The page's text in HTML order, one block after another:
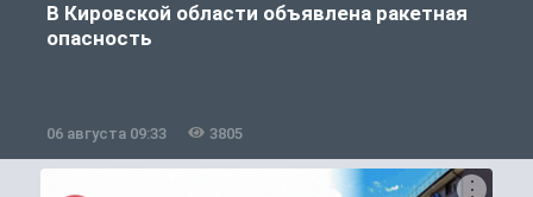
В Кировской области объявлена ракетная
опасность
06 августа 09:33 3805